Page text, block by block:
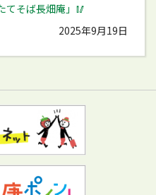
てそば長畑庵」🥢
2025年9月19日